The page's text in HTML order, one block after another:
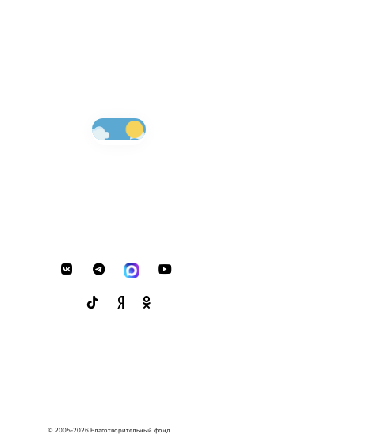
© 2005-2026 Благотворительный фонд